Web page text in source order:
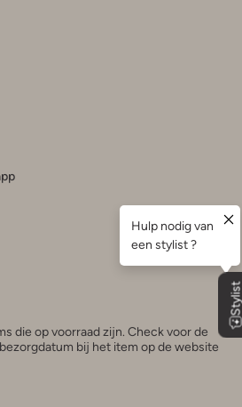
die op voorraad zijn. Check voor de
bij het item op de website